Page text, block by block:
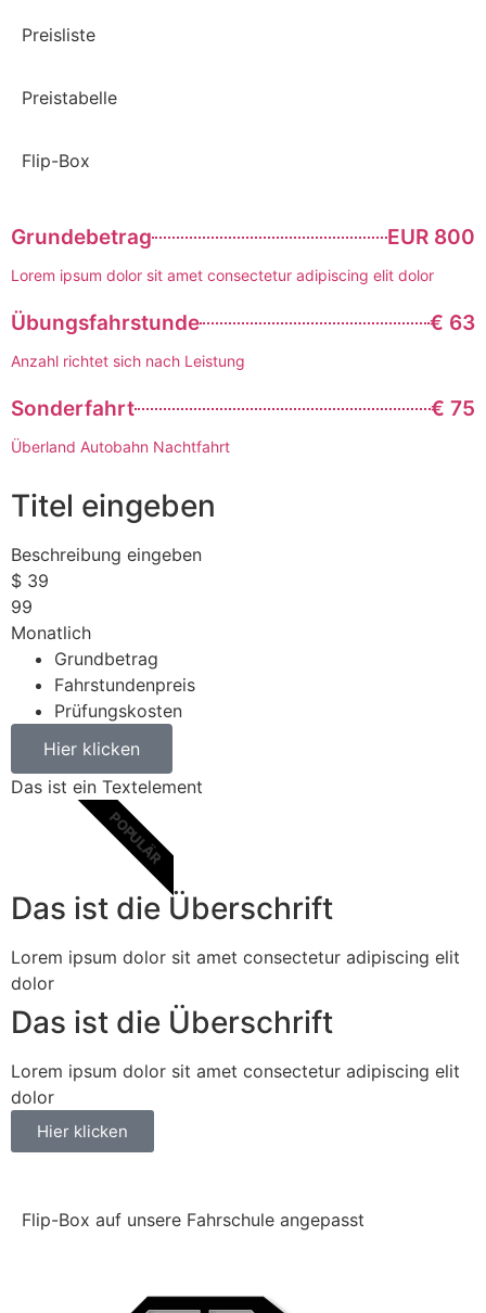
Preisliste
Preistabelle
Flip-Box
Grundebetrag EUR 800
Lorem ipsum dolor sit amet consectetur adipiscing elit dolor
Übungsfahrstunde € 63
Anzahl richtet sich nach Leistung
Sonderfahrt € 75
Überland Autobahn Nachtfahrt
Titel eingeben
Beschreibung eingeben
$ 39
99
Monatlich
Grundbetrag
Fahrstundenpreis
Prüfungskosten
Hier klicken
Das ist ein Textelement
POPULÄR
Das ist die Überschrift
Lorem ipsum dolor sit amet consectetur adipiscing elit
dolor
Das ist die Überschrift
Lorem ipsum dolor sit amet consectetur adipiscing elit
dolor
Hier klicken
Flip-Box auf unsere Fahrschule angepasst